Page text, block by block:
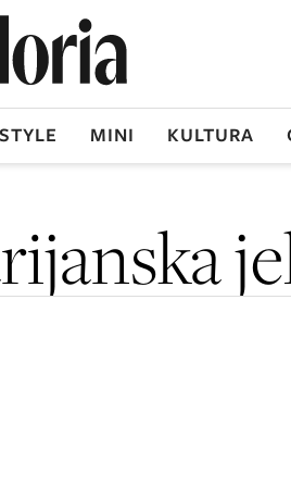
MINI KULTURA